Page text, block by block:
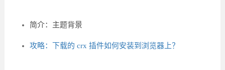
简介：主题背景
攻略：下载的 crx 插件如何安装到浏览器上？